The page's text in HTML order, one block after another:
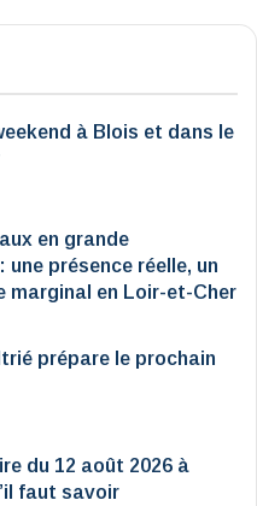
à Blois et dans le
en grande
présence réelle, un
marginal en Loir-et-Cher
prépare le prochain
du 12 août 2026 à
faut savoir